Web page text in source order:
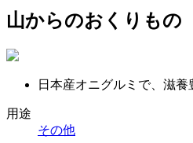
山からのおくりもの
日本産オニグルミで、滋養
用途
その他